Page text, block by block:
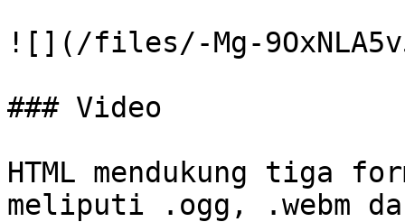
![](/files/-Mg-
### Video
HTML mendukung tiga
meliputi .ogg, .webm